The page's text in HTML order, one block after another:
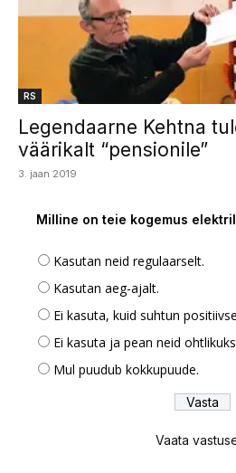
RS
Legendaarne Kehtna
väärikalt “pensionile”
3. jaan 2019
Milline on teie kogemus
Kasutan neid regulaarselt.
Kasutan aeg-ajalt.
Ei kasuta, kuid suhtun
Ei kasuta ja pean neid
Mul puudub kokkupuude.
Vaata